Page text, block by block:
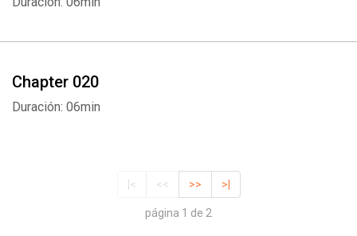
Chapter 020
Duración: 06min
|< << >> >|
página 1 de 2